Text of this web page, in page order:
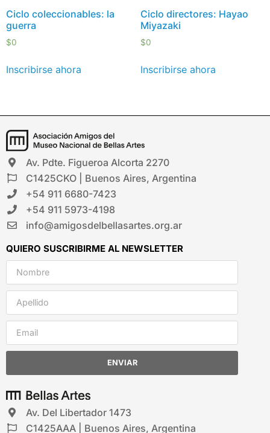
Ciclo coleccionables: la
guerra
$0
Inscribirse ahora
Ciclo directores: Hayao
Miyazaki
$0
Inscribirse ahora
Av. Pdte. Figueroa Alcorta 2270
C1425CKO | Buenos Aires, Argentina
+54 911 6680-7423
+54 911 5973-4198
info@amigosdelbellasartes.org.ar
QUIERO SUSCRIBIRME AL NEWSLETTER
ENVIAR
Av. Del Libertador 1473
C1425AAA | Buenos Aires, Argentina